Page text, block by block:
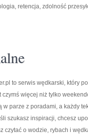
retencja, zdolność
to serwis wędkarski, który
czymś więcej niż tylko
w parze z poradami, a każdy
szukasz inspiracji, chcesz
czytać o wodzie, rybach i